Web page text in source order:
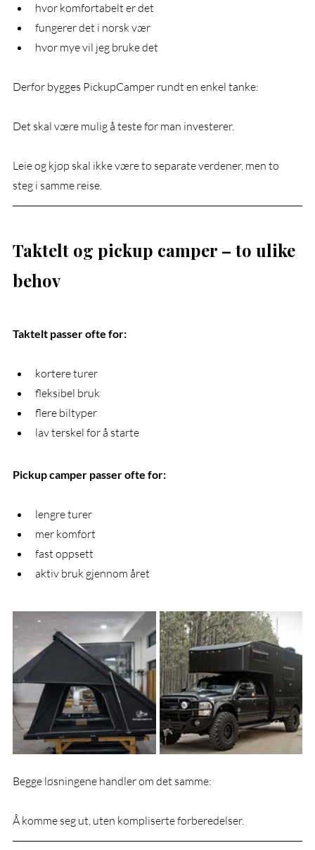
hvor komfortabelt er det
fungerer det i norsk vær
hvor mye vil jeg bruke det
Derfor bygges PickupCamper rundt en enkel tanke:
Det skal være mulig å teste før man investerer.
Leie og kjøp skal ikke være to separate verdener, men to
steg i samme reise.
Taktelt og pickup camper – to ulike
behov
Taktelt passer ofte for:
kortere turer
fleksibel bruk
flere biltyper
lav terskel for å starte
Pickup camper passer ofte for:
lengre turer
mer komfort
fast oppsett
aktiv bruk gjennom året
Begge løsningene handler om det samme:
Å komme seg ut, uten kompliserte forberedelser.